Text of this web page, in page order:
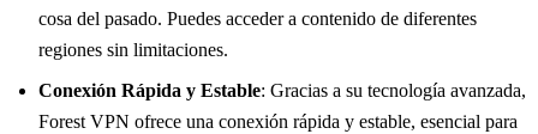
cosa del pasado. Puedes acceder a contenido de diferentes
regiones sin limitaciones.
Conexión Rápida y Estable: Gracias a su tecnología avanzada,
Forest VPN ofrece una conexión rápida y estable, esencial para